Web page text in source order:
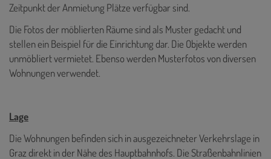
Zeitpunkt der Anmietung Plätze verfügbar sind.
Die Fotos der möblierten Räume sind als Muster gedacht und
stellen ein Beispiel für die Einrichtung dar. Die Objekte werden
unmöbliert vermietet. Ebenso werden Musterfotos von diversen
Wohnungen verwendet.
Lage
Die Wohnungen befinden sich in ausgezeichneter Verkehrslage in
Graz direkt in der Nähe des Hauptbahnhofs. Die Straßenbahnlinien